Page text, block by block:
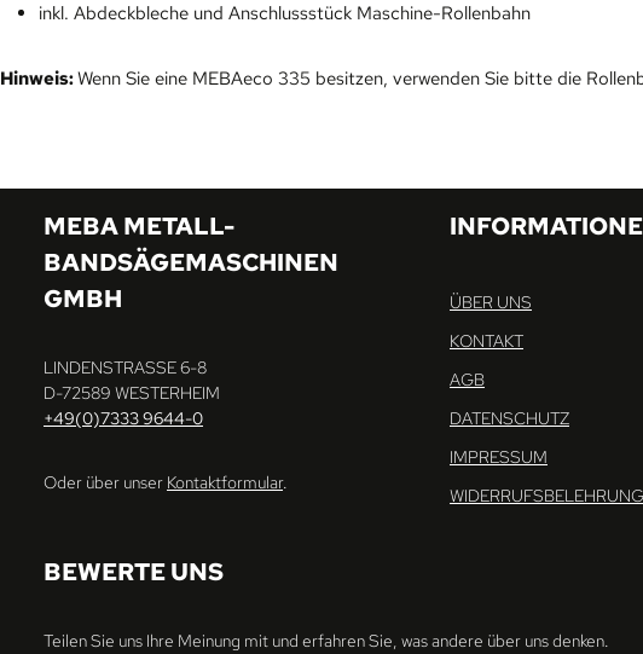
inkl. Abdeckbleche und Anschlussstück Maschine-Rollenbahn
Hinweis:Wenn Sie eine MEBAeco 335 besitzen, verwenden Sie bitte die
MEBA METALL-
BANDSÄGEMASCHINEN
GMBH
LINDENSTRASSE 6-8
D-72589 WESTERHEIM
+49(0)7333 9644-0
Oder über unser Kontaktformular.
ÜBER UNS
KONTAKT
AGB
DATENSCHUTZ
IMPRESSUM
WIDERRUFSBELEHRUNG
BEWERTE UNS
Teilen Sie uns Ihre Meinung mit und erfahren Sie, was andere über uns denken.